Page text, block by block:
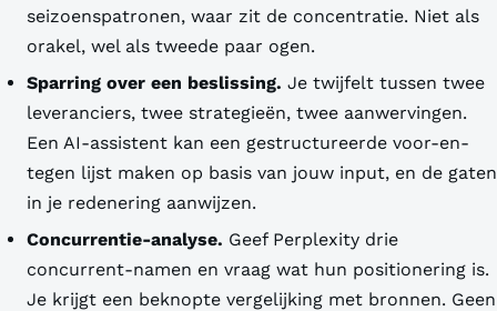
seizoenspatronen, waar zit de concentratie. Niet als
orakel, wel als tweede paar ogen.
Sparring over een beslissing. Je twijfelt tussen twee
leveranciers, twee strategieën, twee aanwervingen.
Een AI-assistent kan een gestructureerde voor-en-
tegen lijst maken op basis van jouw input, en de gaten
in je redenering aanwijzen.
Concurrentie-analyse. Geef Perplexity drie
concurrent-namen en vraag wat hun positionering is.
Je krijgt een beknopte vergelijking met bronnen. Geen